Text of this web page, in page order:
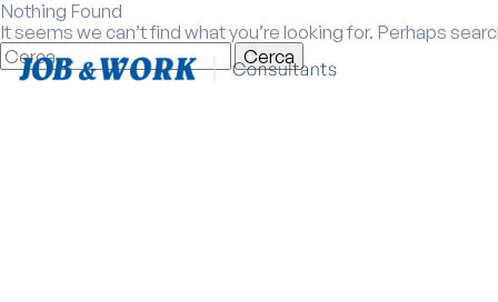
Nothing Found
It seems we can’t find what you’re looking for. Perhaps
Ricerca
per: